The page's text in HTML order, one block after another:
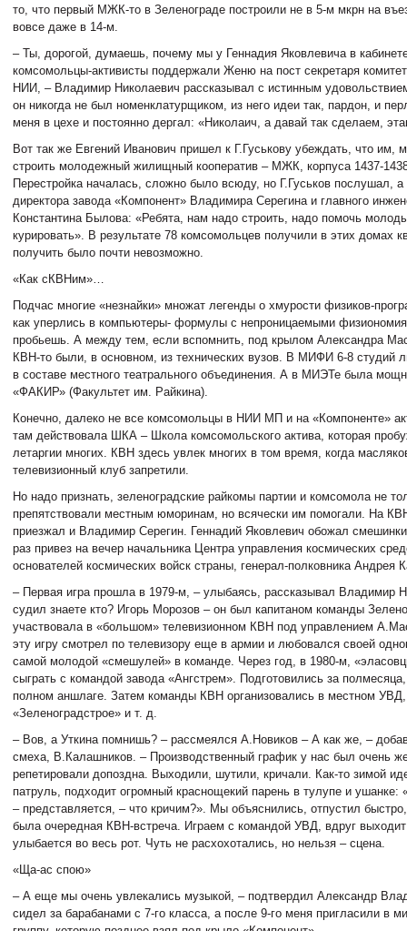
то, что первый МЖК-то в Зеленограде построили не в 5-м мкрн на
вовсе даже в 14-м.
– Ты, дорогой, думаешь, почему мы у Геннадия Яковлевича в
комсомольцы-активисты поддержали Женю на пост секретаря
НИИ, – Владимир Николаевич рассказывал с истинным
он никогда не был номенклатурщиком, из него идеи так, пардон, и
меня в цехе и постоянно дергал: «Николаич, а давай так сделаем,
Вот так же Евгений Иванович пришел к Г.Гуськову убеждать, что им,
строить молодежный жилищный кооператив – МЖК, корпуса 1437-
Перестройка началась, сложно было всюду, но Г.Гуськов послушал,
директора завода «Компонент» Владимира Серегина и главного
Константина Былова: «Ребята, нам надо строить, надо помочь
курировать». В результате 78 комсомольцев получили в этих домах
получить было почти невозможно.
«Как сКВНим»…
Подчас многие «незнайки» множат легенды о хмурости физиков-
как уперлись в компьютеры- формулы с непроницаемыми
пробьешь. А между тем, если вспомнить, под крылом Александра
КВН-то были, в основном, из технических вузов. В МИФИ 6-8 студий
в составе местного театрального объединения. А в МИЭТе была
«ФАКИР» (Факультет им. Райкина).
Конечно, далеко не все комсомольцы в НИИ МП и на «Компоненте»
там действовала ШКА – Школа комсомольского актива, которая
летаргии многих. КВН здесь увлек многих в том время, когда
телевизионный клуб запретили.
Но надо признать, зеленоградские райкомы партии и комсомола не
препятствовали местным юморинам, но всячески им помогали. На
приезжал и Владимир Серегин. Геннадий Яковлевич обожал
раз привез на вечер начальника Центра управления космических
основателей космических войск страны, генерал-полковника Андрея
– Первая игра прошла в 1979-м, – улыбаясь, рассказывал Владимир
судил знаете кто? Игорь Морозов – он был капитаном команды
участвовала в «большом» телевизионном КВН под управлением
эту игру смотрел по телевизору еще в армии и любовался своей
самой молодой «смешулей» в команде. Через год, в 1980-м,
сыграть с командой завода «Ангстрем». Подготовились за
полном аншлаге. Затем команды КВН организовались в местном
«Зеленоградстрое» и т. д.
– Вов, а Уткина помнишь? – рассмеялся А.Новиков – А как же, –
смеха, В.Калашников. – Производственный график у нас был очень
репетировали допоздна. Выходили, шутили, кричали. Как-то зимой
патруль, подходит огромный краснощекий парень в тулупе и ушанке:
– представляется, – что кричим?». Мы объяснились, отпустил
была очередная КВН-встреча. Играем с командой УВД, вдруг
улыбается во весь рот. Чуть не расхохотались, но нельзя – сцена.
«Ща-ас спою»
– А еще мы очень увлекались музыкой, – подтвердил Александр
сидел за барабанами с 7-го класса, а после 9-го меня пригласили в